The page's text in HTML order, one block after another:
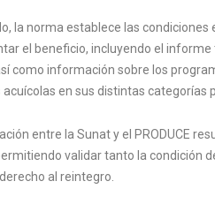
la norma establece las condiciones
el beneficio, incluyendo el
como información sobre los
en sus distintas categorías
entre la Sunat y el PRODUCE
validar tanto la condición
al reintegro.